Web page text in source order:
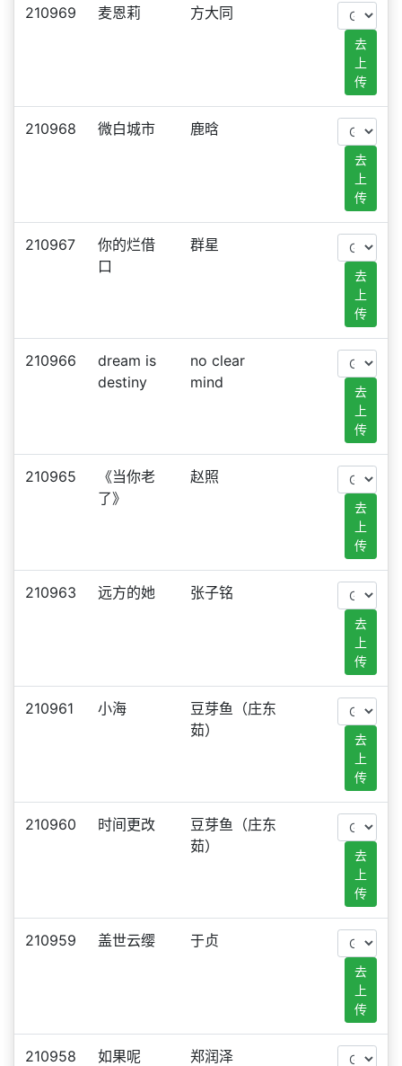
210969 麦恩莉 方大同
去
上
传
210968 微白城市 鹿晗
去
上
传
210967
你的烂借
口
群星
去
上
传
210966
dream is
destiny
no clear
mind
去
上
传
210965
《当你老
了》
赵照
去
上
传
210963 远方的她 张子铭
去
上
传
210961 小海
豆芽鱼（庄东
茹）
去
上
传
210960 时间更改
豆芽鱼（庄东
茹）
去
上
传
210959 盖世云缨 于贞
去
上
传
210958 如果呢 郑润泽